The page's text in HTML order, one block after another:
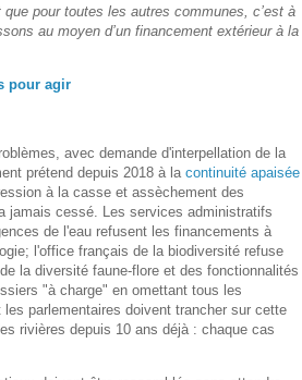
pour toutes les autres communes, c’est à
au moyen d’un financement extérieur à la
pour agir
avec demande d'interpellation de la
prétend depuis 2018 à la continuité apaisée
à la casse et assèchement des
jamais cessé. Les services administratifs
de l'eau refusent les financements à
l'office français de la biodiversité refuse
la diversité faune-flore et des fonctionnalités
"à charge" en omettant tous les
parlementaires doivent trancher sur cette
rivières depuis 10 ans déjà : chaque cas